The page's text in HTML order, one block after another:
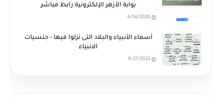
بوابة الأزهر الإلكترونية رابط مباشر
6/14/2026
أسماء الأنبياء والبلاد التى نزلوا فيها - جنسيات
الانبياء
9/27/2022